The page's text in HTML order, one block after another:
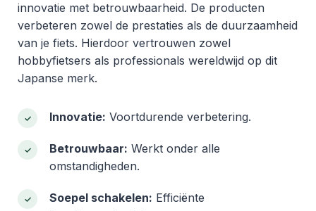
innovatie met betrouwbaarheid. De producten
verbeteren zowel de prestaties als de duurzaamheid
van je fiets. Hierdoor vertrouwen zowel
hobbyfietsers als professionals wereldwijd op dit
Japanse merk.
Innovatie: Voortdurende verbetering.
Betrouwbaar: Werkt onder alle
omstandigheden.
Soepel schakelen: Efficiënte